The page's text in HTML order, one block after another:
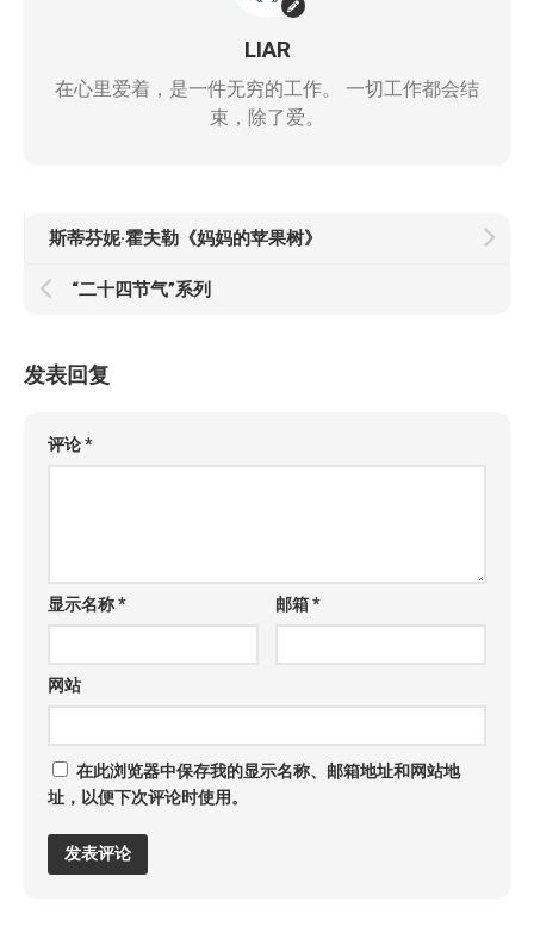
LIAR
在心里爱着，是一件无穷的工作。 一切工作都会结
束，除了爱。
斯蒂芬妮·霍夫勒《妈妈的苹果树》
“二十四节气”系列
发表回复
评论*
显示名称* 邮箱*
网站
在此浏览器中保存我的显示名称、邮箱地址和网站地
址，以便下次评论时使用。